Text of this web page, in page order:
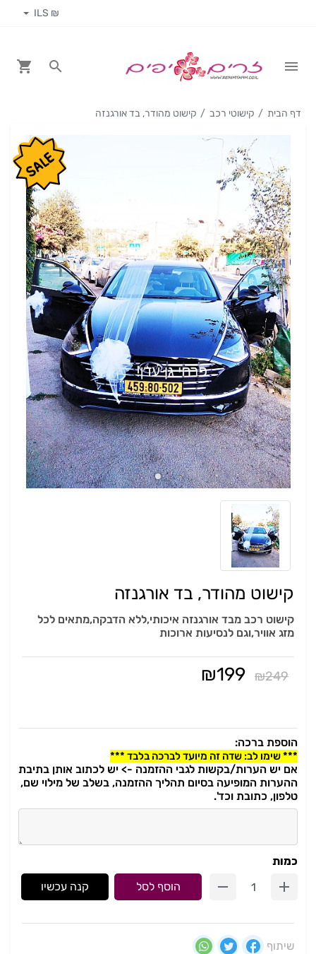
₪ ILS
דף הבית קישוטי רכב קישוט מהודר, בד אורגנזה
קישוט מהודר, בד אורגנזה
קישוט רכב מבד אורגנזה איכותי,ללא הדבקה,מתאים לכל
מזג אוויר,וגם לנסיעות ארוכות
₪249
₪199
הוספת ברכה:
*** שימו לב: שדה זה מיועד לברכה בלבד ***
אם יש הערות/בקשות לגבי ההזמנה -> יש לכתוב אותן בתיבת
ההערות המופיעה בסיום תהליך ההזמנה, בשלב של מילוי שם,
טלפון, כתובת וכד'.
כמות
הוסף לסל
קנה עכשיו
שיתוף